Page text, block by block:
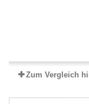
Zum Vergleich